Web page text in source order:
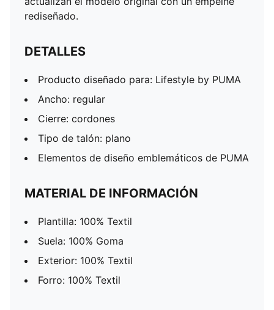
rediseñado.
DETALLES
Producto diseñado para: Lifestyle by PUMA
Ancho: regular
Cierre: cordones
Tipo de talón: plano
Elementos de diseño emblemáticos de PUMA
MATERIAL DE INFORMACIÓN
Plantilla: 100% Textil
Suela: 100% Goma
Exterior: 100% Textil
Forro: 100% Textil